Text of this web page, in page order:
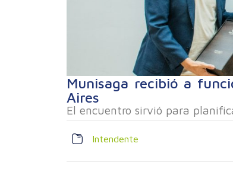
Munisaga recibió a
Aires
El encuentro sirvió para
Intendente